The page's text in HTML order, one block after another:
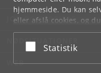
hjemmeside. Du kan
eller afslå cookies, og
underCookie- og
bunden af hver side.
Acceptér eller
Statistik
JOB OG KARRIERE
NØDSITUATIONER
WEB